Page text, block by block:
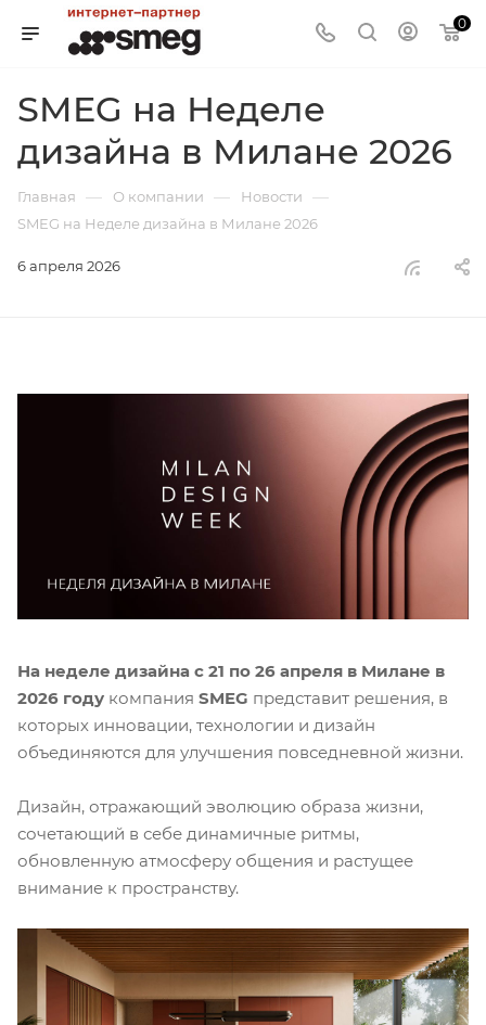
0
SMEG на Неделе
дизайна в Милане 2026
Главная — О компании — Новости —
SMEG на Неделе дизайна в Милане 2026
6 апреля 2026
На неделе дизайна c 21 по 26 апреля в Милане в
2026 году компания SMEG представит решения, в
которых инновации, технологии и дизайн
объединяются для улучшения повседневной жизни.
Дизайн, отражающий эволюцию образа жизни,
сочетающий в себе динамичные ритмы,
обновленную атмосферу общения и растущее
внимание к пространству.